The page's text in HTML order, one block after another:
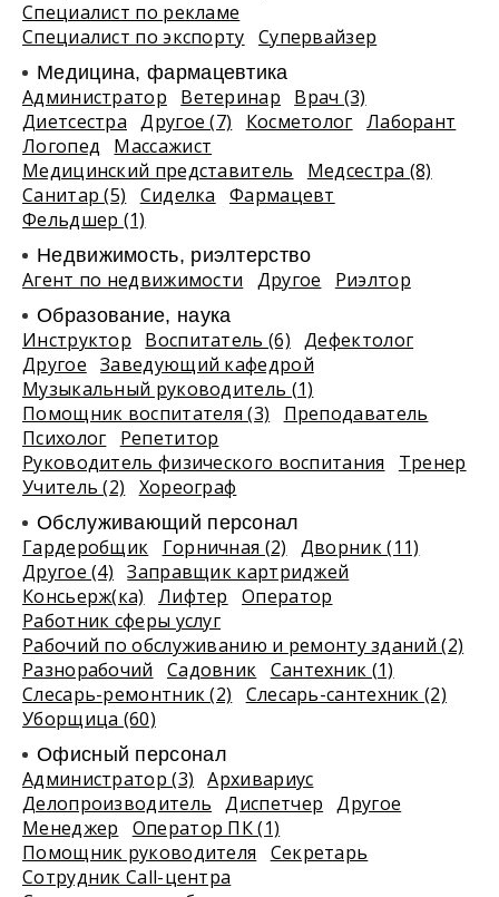
Специалист по рекламе
Специалист по экспорту Супервайзер
Медицина, фармацевтика
Администратор Ветеринар
Врач (3)
Диетсестра
Другое (7) Косметолог Лаборант
Логопед
Массажист
Медицинский представитель
Медсестра (8)
Санитар (5)
Сиделка
Фармацевт
Фельдшер (1)
Недвижимость, риэлтeрство
Агент по недвижимости Другое Риэлтор
Образование, наука
Инструктор Воспитатель (6) Дефектолог
Другое Заведующий кафедрой
Музыкальный руководитель (1)
Помощник воспитателя (3)
Преподаватель
Психолог
Репетитор
Руководитель физического воспитания
Тренер
Учитель (2)
Хореограф
Обслуживающий персонал
Гардеробщик Горничная (2)
Дворник (11)
Другое (4)
Заправщик картриджей
Консьерж(ка)
Лифтер
Оператор
Работник сферы услуг
Рабочий по обслуживанию и ремонту зданий (2)
Разнорабочий
Садовник Сантехник (1)
Слесарь-ремонтник (2)
Слесарь-сантехник (2)
Уборщица (60)
Офисный персонал
Администратор (3)
Архивариус
Делопроизводитель
Диспетчер
Другое
Менеджер
Оператор ПК (1)
Помощник руководителя
Секретарь
Сотрудник Call-центра